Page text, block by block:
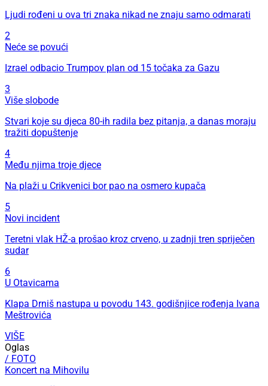
Ljudi rođeni u ova tri znaka nikad ne znaju samo odmarati
2
Neće se povući
Izrael odbacio Trumpov plan od 15 točaka za Gazu
3
Više slobode
Stvari koje su djeca 80-ih radila bez pitanja, a danas moraju
tražiti dopuštenje
4
Među njima troje djece
Na plaži u Crikvenici bor pao na osmero kupača
5
Novi incident
Teretni vlak HŽ-a prošao kroz crveno, u zadnji tren spriječen
sudar
6
U Otavicama
Klapa Drniš nastupa u povodu 143. godišnjice rođenja Ivana
Meštrovića
VIŠE
Oglas
/ FOTO
Koncert na Mihovilu